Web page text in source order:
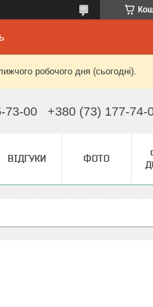
робочого дня (сьогодні).
73-00 +380 (73) 177-74-
ВІДГУКИ ФОТО